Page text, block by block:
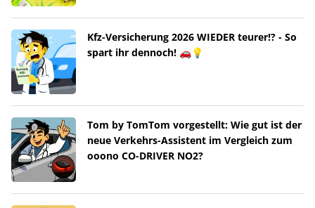
Kfz-Versicherung 2026 WIEDER teurer!? - So
spart ihr dennoch! 🚗💡
Tom by TomTom vorgestellt: Wie gut ist der
neue Verkehrs-Assistent im Vergleich zum
ooono CO-DRIVER NO2?